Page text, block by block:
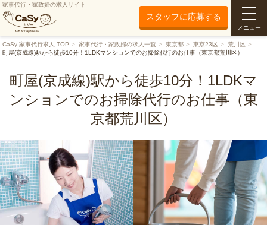
家事代行・家政婦の求人サイト
スタッフに応募する
メニュー
CaSy 家事代行求人 TOP 家事代行・家政婦の求人一覧 東京都 東京23区
荒川区
町屋(京成線)駅から徒歩10分！1LDKマンションでのお掃除代行のお仕事（東京都荒川区）
町屋(京成線)駅から徒歩10分！1LDKマ
ンションでのお掃除代行のお仕事（東
京都荒川区）